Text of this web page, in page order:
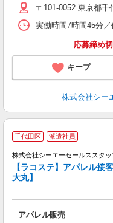
〒101-0052 東京都千
実働時間7時間45分
応募締め
キープ
株式会社シー
千代田区 派遣社員
株式会社シーエーセールススタ
【ラコステ】アパレル接
大丸】
アパレル販売